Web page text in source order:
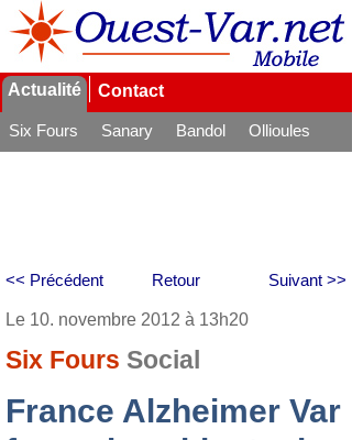
Actualité Contact
Six Fours Sanary Bandol
Ollioules
Retour
<< Précédent Suivant >>
Le 10. novembre 2012 à 13h20
Six Fours Social
France Alzheimer Var